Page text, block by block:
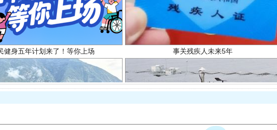
阿坝州三大球赛在茂县开幕 规模最大的光氢储一体化项目